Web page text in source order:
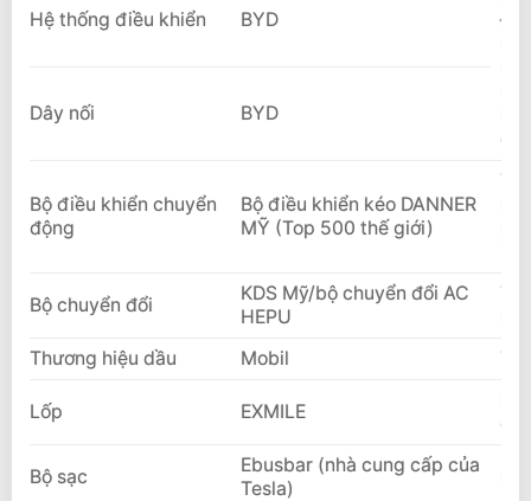
giới
Hệ thống điều khiển BYD
Dây nối BYD
Bộ điều khiển chuyển
động
Bộ điều khiển kéo DANNER
MỸ (Top 500 thế giới)
Bộ chuyển đổi
KDS Mỹ/bộ chuyển đổi AC
HEPU
Thương hiệu dầu
Mobil
Lốp EXMILE
Bộ sạc
Ebusbar (nhà cung cấp của
Tesla)